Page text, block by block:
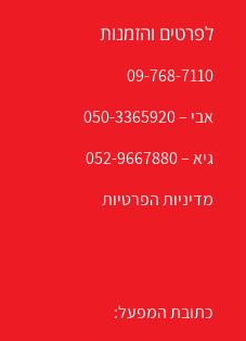
לפרטים והזמנות
09-768-7110
אבי –050-3365920
גיא –052-9667880
מדיניות הפרטיות
כתובת המפעל: